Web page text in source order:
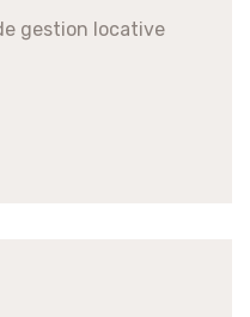
gestion locative